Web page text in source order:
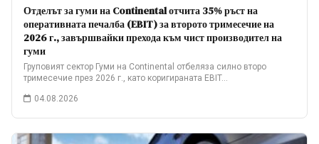
Отделът за гуми на Continental отчита 35% ръст на
оперативната печалба (EBIT) за второто тримесечие на
2026 г., завършвайки прехода към чист производител на
гуми
Груповият сектор Гуми на Continental отбеляза силно второ
тримесечие през 2026 г., като коригираната EBIT…
04.08.2026